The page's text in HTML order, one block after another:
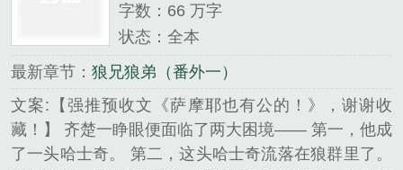
字数：66 万字
状态：全本
最新章节： 狼兄狼弟（番外一）
文案:【强推预收文《萨摩耶也有公的！》，谢谢收
藏！】 齐楚一睁眼便面临了两大困境—— 第一，他成
了一头哈士奇。 第二，这头哈士奇流落在狼群里了。